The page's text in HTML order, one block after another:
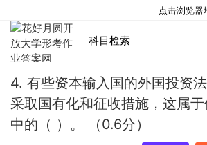
科目检索
4. 有些资本输入国的外国投资
采取国有化和征收措施，这属
中的（ ）。 （0.6分）
点击浏览器